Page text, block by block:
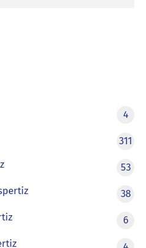
4
311
53
38
6